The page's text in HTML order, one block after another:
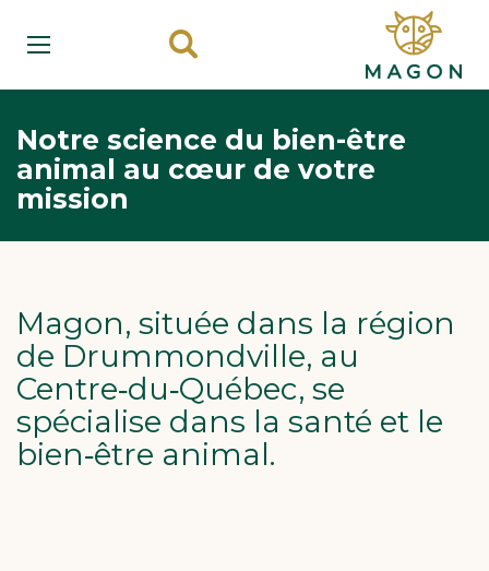
Notre science du bien-être
animal au cœur de votre
mission
Magon, située dans la région
de Drummondville, au
Centre‑du‑Québec, se
spécialise dans la santé et le
bien‑être animal.